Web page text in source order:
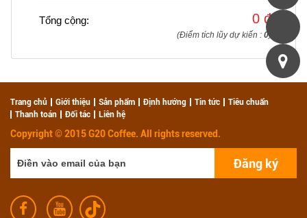
Tổng cộng: 0 đ
(Điểm tích lũy dự kiến : 0)
Trang chủ Giới thiệu Sản phẩm Định hướng Tin tức
Tiêu chuẩn
Thanh toán
Đối tác Liên hệ
Copyright © 2015 G20 Coffee. All rights reserved.